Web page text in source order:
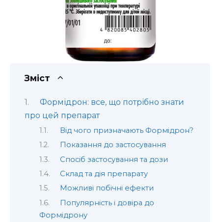
Зміст
Формідрон: все, що потрібно знати
про цей препарат
Від чого призначають Формідрон?
Показання до застосування
Спосіб застосування та дози
Склад та дія препарату
Можливі побічні ефекти
Популярність і довіра до
Формідрону